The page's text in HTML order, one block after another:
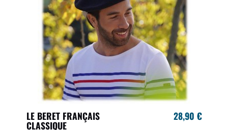
LE BERET FRANÇAIS
CLASSIQUE
28,90 €